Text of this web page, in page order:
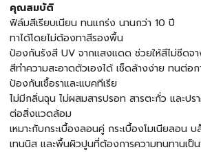
คุณสมบัติ
ฟิล์มสีเรียบเนียน ทนแกร่ง นานกว่า 10 ปี
ทาได้โดยไม่ต้องทาสีรองพื้น
ป้องกันรังสี UV จากแสงแดด ช่วยให้สีไม่ซีดจ
สีทำความสะอาดตัวเองได้ เช็ดล้างง่าย ทนต่อ
ป้องกันเชื้อราและแบคทีเรีย
ไม่มีกลิ่นฉุน ไม่ผสมสารปรอท สารตะกั่ว และปรา
ต่อสิ่งแวดล้อม
เหมาะกับกระเบื้องลอนคู่ กระเบื้องโมเนียลอน
เทนนิส และพื้นผิวปูนที่ต้องการความทนทานเป็